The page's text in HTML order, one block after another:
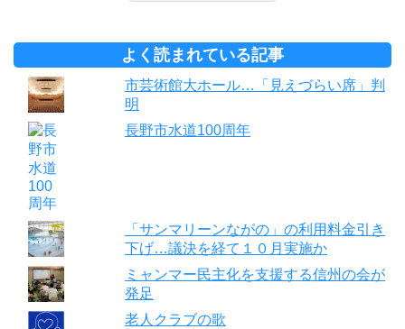
よく読まれている記事
市芸術館大ホール…「見えづらい席」判
明
長野市水道100周年
「サンマリーンながの」の利用料金引き
下げ…議決を経て１０月実施か
ミャンマー民主化を支援する信州の会が
発足
老人クラブの歌